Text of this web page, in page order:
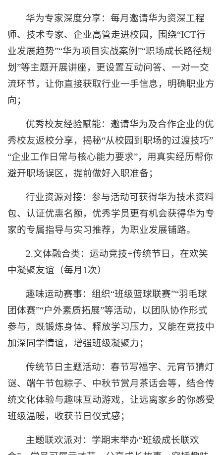
华为专家深度分享：每月邀请华为资深工程
师、技术专家、企业高管走进校园，围绕“ICT行
业发展趋势”“华为项目实战案例”“职场成长路径规
划”等主题开展讲座，更设置互动问答、一对一交
流环节，让你直接获取行业一手信息，明确职业方
向；
优秀校友经验赋能：邀请华为及合作企业的优
秀校友返校分享，揭秘“从校园到职场的过渡技巧”
“企业工作日常与核心能力要求”，用真实经历帮你
避开职场误区，提前做好入职准备；
行业资源对接：参与活动可获得华为技术资料
包、认证优惠名额，优秀学员更有机会获得华为专
家的专属指导与实习推荐，为职业发展铺路。
2.文体融合类：运动竞技+传统节日，在欢笑
中凝聚友谊（每月1次）
趣味运动赛事：组织“班级篮球联赛”“羽毛球
团体赛”“户外素质拓展”等活动，以团队协作形式
参与，既锻炼身体、释放学习压力，又能在竞技中
加深同学情谊，增强班级凝聚力；
传统节日主题活动：春节写福字、元宵节猜灯
谜、端午节包粽子、中秋节赏月茶话会等，结合传
统文化体验与趣味互动游戏，让远离家乡的你感受
班级温暖，收获节日仪式感；
主题联欢派对：学期末举办“班级成长联欢